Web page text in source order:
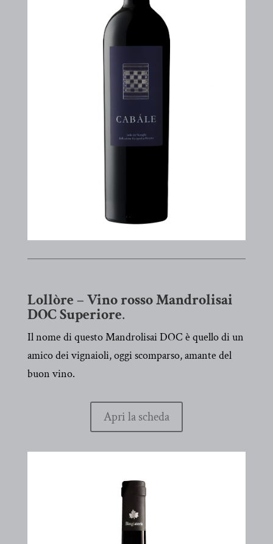
Lollòre – Vino rosso Mandrolisai
DOC Superiore.
Il nome di questo Mandrolisai DOC è quello di un
amico dei vignaioli, oggi scomparso, amante del
buon vino.
Apri la scheda